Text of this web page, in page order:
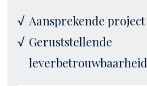
Aansprekende project
Geruststellende
leverbetrouwbaarheid